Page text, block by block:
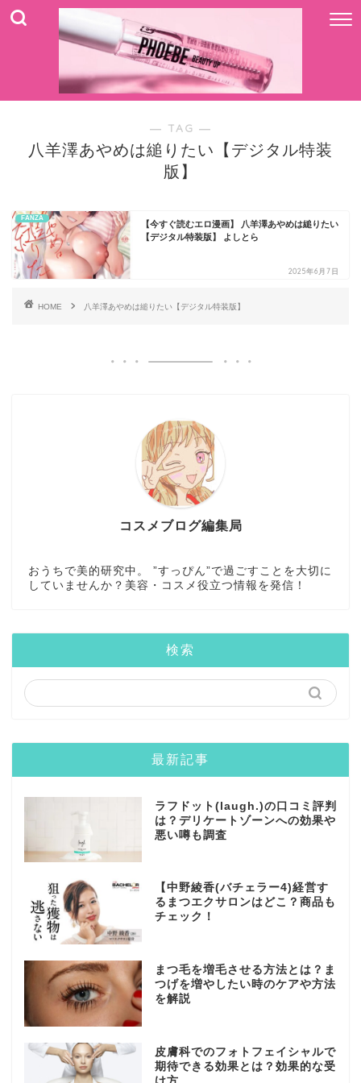
― TAG ―
八羊澤あやめは縋りたい【デジタル特装
版】
FANZA
【今すぐ読むエロ漫画】 八羊澤あやめは縋りたい
【デジタル特装版】 よしとら
2025年6月7日
HOME 八羊澤あやめは縋りたい【デジタル特装版】
コスメブログ編集局
おうちで美的研究中。 ”すっぴん”で過ごすことを大切に
していませんか？美容・コスメ役立つ情報を発信！
検索
最新記事
ラフドット(laugh.)の口コミ評判
は？デリケートゾーンへの効果や
悪い噂も調査
【中野綾香(バチェラー4)経営す
るまつエクサロンはどこ？商品も
チェック！
まつ毛を増毛させる方法とは？ま
つげを増やしたい時のケアや方法
を解説
皮膚科でのフォトフェイシャルで
期待できる効果とは？効果的な受